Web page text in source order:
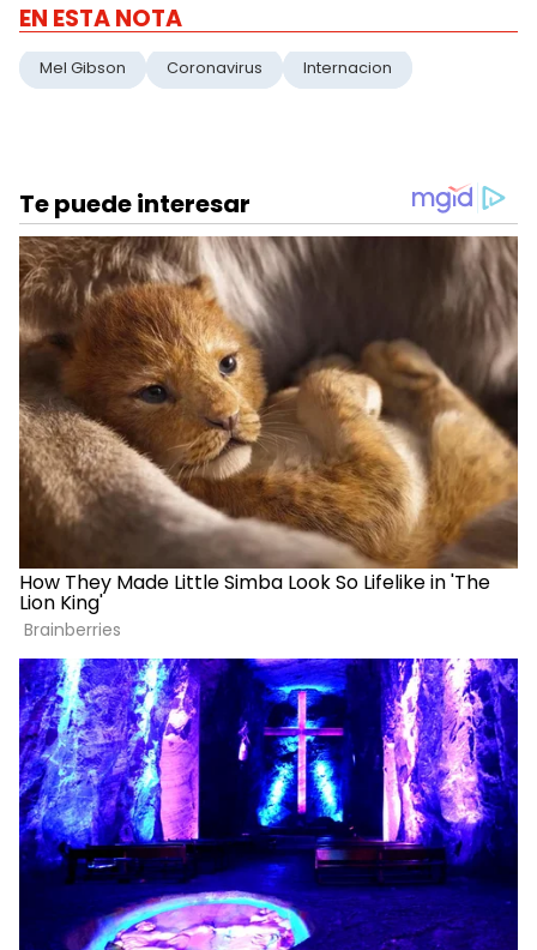
EN ESTA NOTA
Mel Gibson Coronavirus Internacion